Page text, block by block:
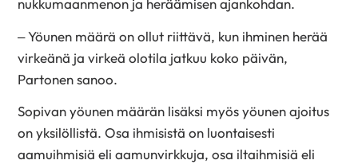
nukkumaanmenon ja heräämisen ajankohdan.
– Yöunen määrä on ollut riittävä, kun ihminen herää
virkeänä ja virkeä olotila jatkuu koko päivän,
Partonen sanoo.
Sopivan yöunen määrän lisäksi myös yöunen ajoitus
on yksilöllistä. Osa ihmisistä on luontaisesti
aamuihmisiä eli aamunvirkkuja, osa iltaihmisiä eli